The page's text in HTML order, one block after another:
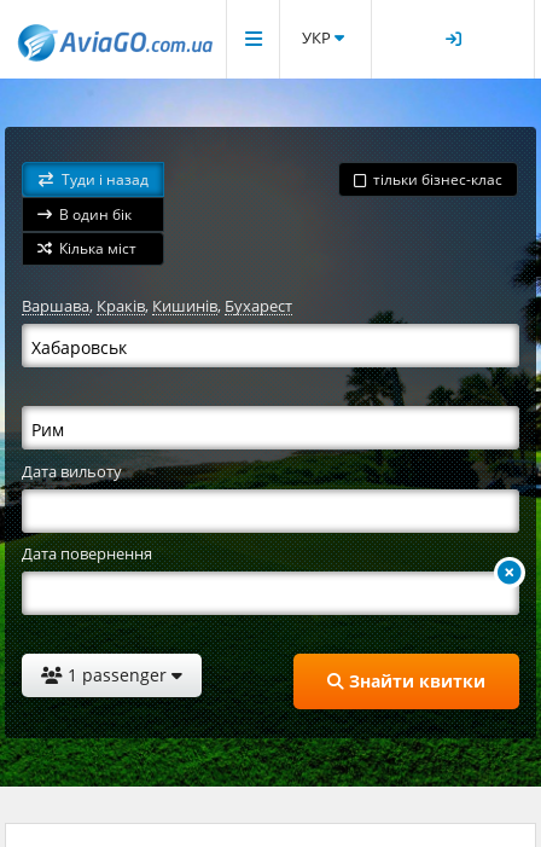
УКР
Туди і назад
В один бік
Кілька міст
тільки бізнес-клас
Варшава, Краків,Кишинів,Бухарест
Дата вильоту
Дата повернення
1 passenger Знайти квитки